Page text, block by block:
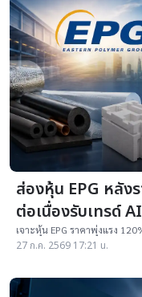
ส่องหุ้น EPG หลัง
ต่อเนื่องรับเทรด์
ปันผลแจ่ม
เจาะหุ้น EPG ราคาพุ่งแรง
Center เคาะเป้า 8.15-8.80 บ
27 ก.ค. 2569 17:21 น.